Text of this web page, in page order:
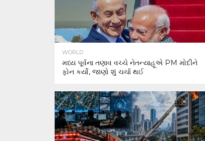
WORLD
મધ્ય પૂર્વના તણાવ વચ્ચે નેતન્યાહૂએ PM મોદીને
ફોન કર્યો, જાણો શું ચર્ચા થઈ